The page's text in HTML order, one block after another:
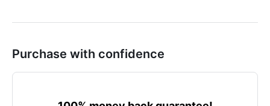
Purchase with confidence